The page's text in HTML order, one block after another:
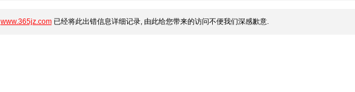
www.365jz.com已经将此出错信息详细记录, 由此给您带来的访问不便我们深感歉意.